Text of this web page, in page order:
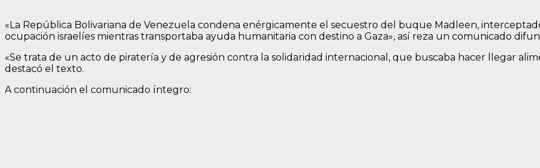
«La República Bolivariana de Venezuela condena enérgicamente el secuestro del buque Madleen,
ocupación israelíes mientras transportaba ayuda humanitaria con destino a Gaza», así reza un comunicado
«Se trata de un acto de piratería y de agresión contra la solidaridad internacional, que buscaba hacer llegar
destacó el texto.
A continuación el comunicado íntegro: